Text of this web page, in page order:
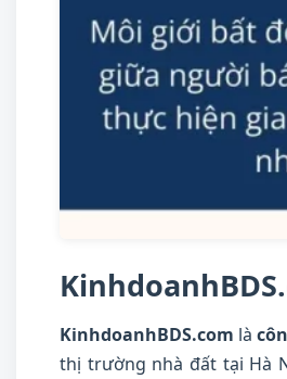
KinhdoanhBDS.com là
thị trường nhà đất tại Hà